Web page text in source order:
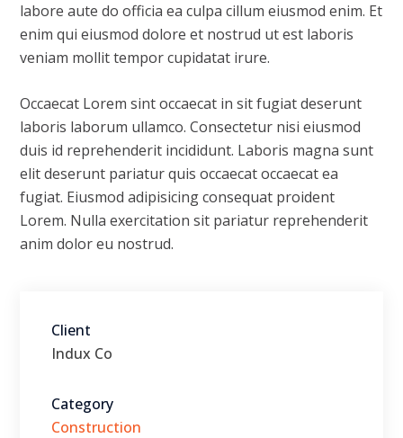
labore aute do officia ea culpa cillum eiusmod enim. Et
enim qui eiusmod dolore et nostrud ut est laboris
veniam mollit tempor cupidatat irure.
Occaecat Lorem sint occaecat in sit fugiat deserunt
laboris laborum ullamco. Consectetur nisi eiusmod
duis id reprehenderit incididunt. Laboris magna sunt
elit deserunt pariatur quis occaecat occaecat ea
fugiat. Eiusmod adipisicing consequat proident
Lorem. Nulla exercitation sit pariatur reprehenderit
anim dolor eu nostrud.
Client
Indux Co
Category
Construction